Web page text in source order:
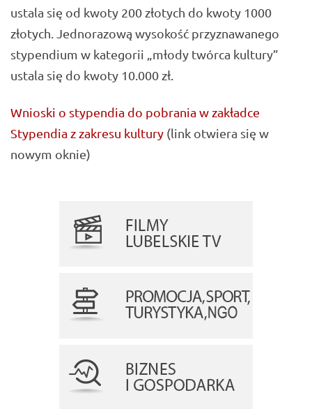
ustala się od kwoty 200 złotych do kwoty 1000
złotych. Jednorazową wysokość przyznawanego
stypendium w kategorii „młody twórca kultury”
ustala się do kwoty 10.000 zł.
Wnioski o stypendia do pobrania w zakładce
Stypendia z zakresu kultury (link otwiera się w
nowym oknie)